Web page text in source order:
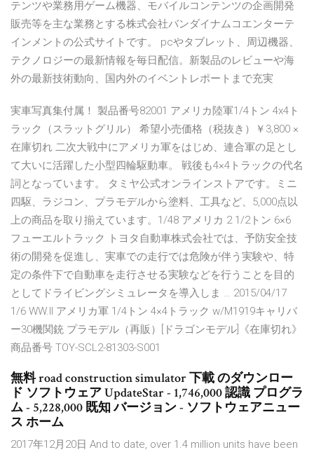
テンツや業務用ゲーム機器、モバイルコンテンツの企画開発
販売等を主な業務とする株式会社バンダイナムコエンターテ
インメントの公式サイトです。 pcやタブレット、周辺機器、
テクノロジーの最新情報を毎日配信。新製品のレビューや海
外の最新技術動向、国内外のイベントレポートまで充実
実車写真集付属！ 製品番号82001 アメリカ陸軍1/4トン 4x4ト
ラック（スラットグリル） 希望小売価格（税抜き）￥3,800 ×
在庫切れ 二次大戦中にアメリカ軍をはじめ、連合軍の足とし
て大いに活躍した小型四輪駆動車。 戦後も4×4トラックの代名
詞となっています。 タミヤ公式オンラインストアです。ミニ
四駆、ラジコン、プラモデルから塗料、工具など、5,000点以
上の商品を取り揃えています。1/48 アメリカ 2 1/2トン 6×6
フューエルトラック トヨタ自動車株式会社では、予防安全技
術の開発を促進し、実車での走行では危険が伴う実験や、特
定の条件下で自動車を走行させる実験などを行うことを目的
としてドライビングシミュレータを導入しま … 2015/04/17
1/6 WW.II アメリカ軍 1/4トン 4×4トラック w/M1919キャリバ
ー30機関銃 プラモデル（再販）[ドラゴンモデル]《在庫切れ》
商品番号 TOY-SCL2-81303-S001
無料 road construction simulator 下載 のダウンロー
ド ソフトウェア UpdateStar - 1,746,000 認識 プログラ
ム - 5,228,000 既知 バージョン - ソフトウェアニュー
ス ホーム
2017年12月20日 And to date, over 1.4 million units have been